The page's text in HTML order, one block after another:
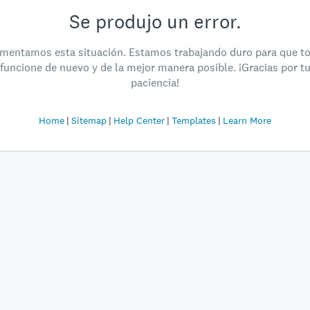
Se produjo un error.
esta situación. Estamos trabajando duro para que
funcione de nuevo y de la mejor manera posible. ¡Gracias por tu
paciencia!
Home Sitemap Help Center Templates Learn More